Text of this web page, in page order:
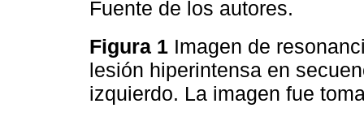
Fuente de los autores.
Figura 1 Imagen de
lesión hiperintensa en
izquierdo. La imagen fue